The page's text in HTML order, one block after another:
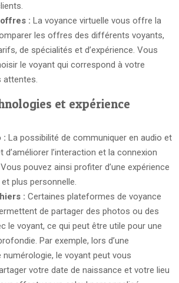
: La voyance virtuelle vous offre la
les offres des différents voyants,
de spécialités et d’expérience. Vous
le voyant qui correspond à votre
attentes.
et expérience
: La possibilité de communiquer en audio et
d’améliorer l’interaction et la connexion
pouvez ainsi profiter d’une expérience
plus personnelle.
: Certaines plateformes de voyance
de partager des photos ou des
le voyant, ce qui peut être utile pour une
Par exemple, lors d’une
le voyant peut vous
votre date de naissance et votre lieu